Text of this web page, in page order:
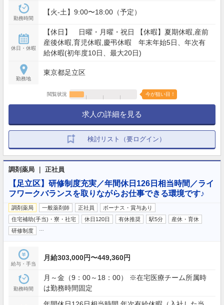
勤務時間
【火-土】9:00〜18:00（予定）
休日・休暇
【休日】 日曜・月曜・祝日 【休暇】夏期休暇,産前
産後休暇,育児休暇,慶弔休暇 年末年始5日、年次有
給休暇(初年度10日、最大20日)
勤務地
東京都足立区
閲覧状況 今が狙い目！
求人の詳細を見る
検討リスト（要ログイン）
調剤薬局 ｜ 正社員
【足立区】研修制度充実／年間休日126日相当時間／ライ
フワークバランスを取りながらお仕事できる環境です♪
調剤薬局 一般薬剤師 正社員
ボーナス・賞与あり
住宅補助(手当)・寮・社宅
休日120日 有休推奨 駅5分
産休・育休
研修制度
給与・手当
月給303,000円〜449,360円
勤務時間
月～金（9：00～18：00） ※在宅医療チーム所属時
は勤務時間固定